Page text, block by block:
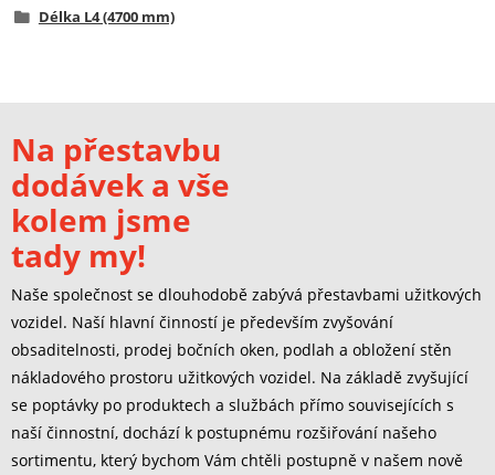
Délka L4 (4700 mm)
Na přestavbu
dodávek a vše
kolem jsme
tady my!
Naše společnost se dlouhodobě zabývá přestavbami užitkových
vozidel. Naší hlavní činností je především zvyšování
obsaditelnosti, prodej bočních oken, podlah a obložení stěn
nákladového prostoru užitkových vozidel. Na základě zvyšující
se poptávky po produktech a službách přímo souvisejících s
naší činnostní, dochází k postupnému rozšiřování našeho
sortimentu, který bychom Vám chtěli postupně v našem nově